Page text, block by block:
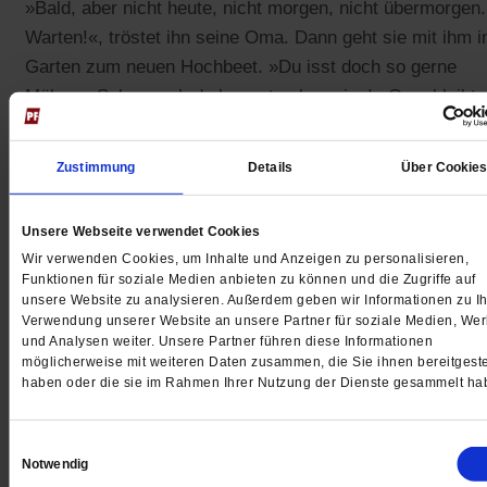
Zustimmung Details Über Cookies
Unsere Webseite verwendet Cookies
Wir verwenden Cookies, um Inhalte und Anzeigen zu personalisieren,
Funktionen für soziale Medien anbieten zu können und die Zugriffe auf
unsere Website zu analysieren. Außerdem geben wir Informationen zu
Verwendung unserer Website an unsere Partner für soziale Medien,
und Analysen weiter. Unsere Partner führen diese Informationen
möglicherweise mit weiteren Daten zusammen, die Sie ihnen
haben oder die sie im Rahmen Ihrer Nutzung der Dienste gesammelt
Notwendig
»Bald, aber nicht heute, nicht morgen, nicht übermorgen.
Warten!«, tröstet ihn seine Oma. Dann geht sie mit ihm
Garten zum neuen Hochbeet. »Du isst doch so gerne
Möhren. Schau mal, da kommt schon eine!« Oma bleibt
dem Beet stehen und Marvin reckt sich in die Höhe und
schaut auf Omas Zeigefinger. Er sieht nur einen ganz
Stängel ziehen, er will die Möhre sehen. »Halt! Die
will erst wachsen!«, stoppt ihn die Oma. Marvin schaut
enttäuscht. »Wann ist die denn dick?«, fragt er.
»Bald, aber nicht heute, nicht morgen, nicht übermorgen.
Warten.«
Am Samstag hat auch der Vater Zeit, in den Garten zu
gehen. Der Kirschbaum blüht so schön weiß. Überall